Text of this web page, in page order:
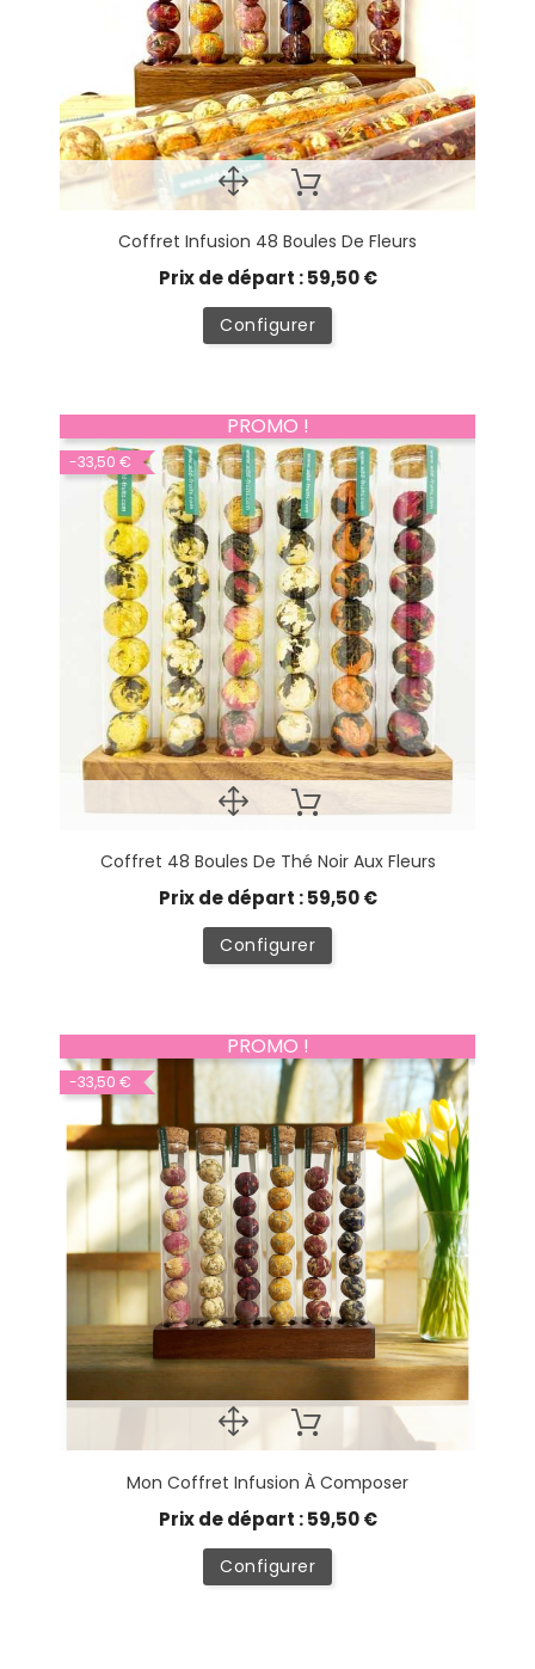
Coffret Infusion 48 Boules De Fleurs
Prix de départ : 59,50 €
Configurer
Coffret 48 Boules De Thé Noir Aux Fleurs
Prix de départ : 59,50 €
Configurer
PROMO !
-33,50 €
Mon Coffret Infusion À Composer
Prix de départ : 59,50 €
Configurer
PROMO !
-33,50 €